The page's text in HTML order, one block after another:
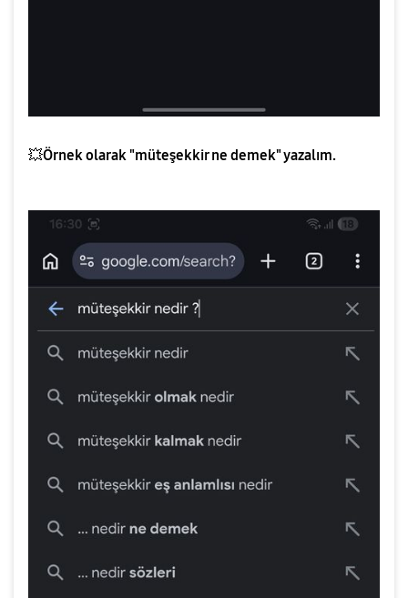
💥Örnek olarak "müteşekkir ne demek" yazalım.